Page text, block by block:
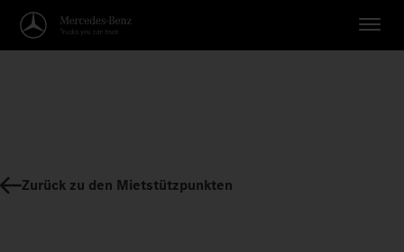
Zurück zu den Mietstützpunkten